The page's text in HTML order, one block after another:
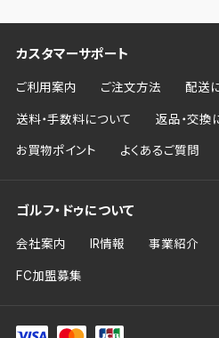
カスタマーサポート
ご利用案内 ご注文方法 配送
送料・手数料について 返品・交換
お買物ポイント よくあるご質問
ゴルフ・ドゥについて
会社案内 IR情報 事業紹介
FC加盟募集